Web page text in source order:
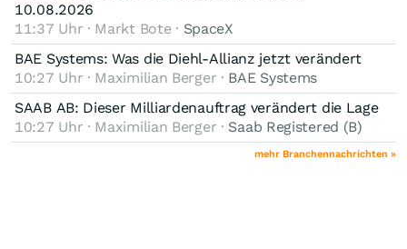
10.08.2026
11:37 Uhr · Markt Bote · SpaceX
BAE Systems: Was die Diehl-Allianz jetzt verändert
10:27 Uhr · Maximilian Berger · BAE Systems
SAAB AB: Dieser Milliardenauftrag verändert die Lage
10:27 Uhr · Maximilian Berger · Saab Registered (B)
mehr Branchennachrichten »